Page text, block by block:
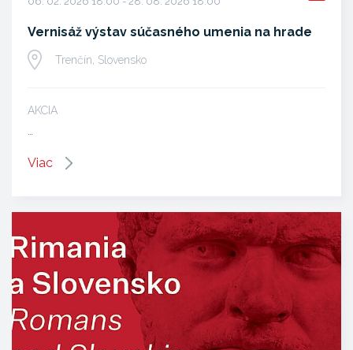
Vernisáž výstav súčasného umenia na hrade
Trenčín, Slovensko
AKCIA
…
Viac